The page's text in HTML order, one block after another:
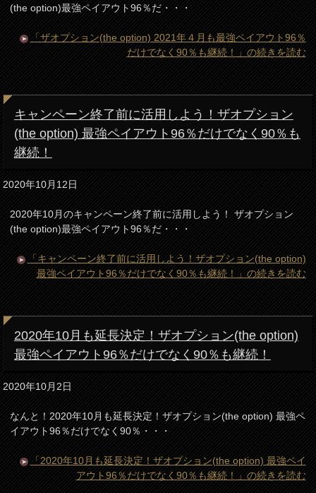
(the option)最強ペイアウト96％だ・・・
「ザオプション(the option) 2021年４月も最強ペイアウト96％
だけでなく90％も継続！」の続きを読む
キャンペーン終了前に活用しよう！ザオプション
(the option) 最強ペイアウト96％だけでなく90％も
継続！
2020年10月12日
2020年10月のキャンペーン終了前に活用しよう！ ザオプション
(the option)最強ペイアウト96％だ・・・
「キャンペーン終了前に活用しよう！ザオプション(the option)
最強ペイアウト96％だけでなく90％も継続！」の続きを読む
2020年10月も延長決定！ザオプション(the option)
最強ペイアウト96％だけでなく90％も継続！
2020年10月2日
なんと！2020年10月も延長決定！ザオプション(the option) 最強ペ
イアウト96％だけでなく90％・・・
「2020年10月も延長決定！ザオプション(the option) 最強ペイ
アウト96％だけでなく90％も継続！」の続きを読む